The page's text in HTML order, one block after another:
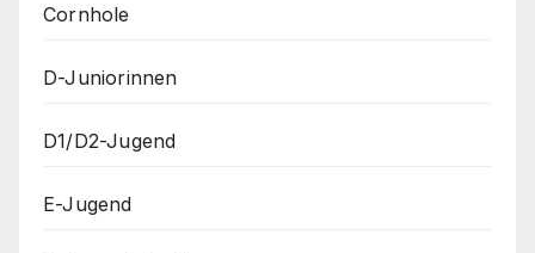
Cornhole
D-Juniorinnen
D1/D2-Jugend
E-Jugend